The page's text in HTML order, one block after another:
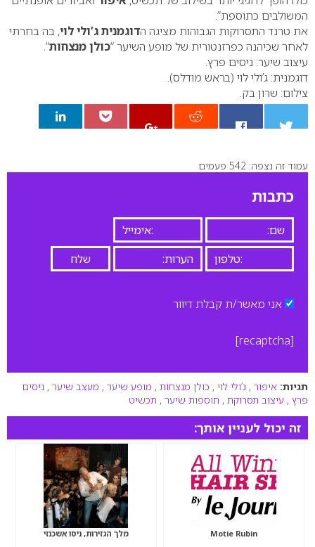
המשולבים כתוספת”.
את טרנד התסרוקות הגבוהות מציגה הדוגמנית ג’ולי לוי, בה בחרתי
לאחר שכיהנה כפרזנטורית של מופע השיער “כולן מנצחות“.
עיצוב שיער: ניסים פרץ.
דוגמנית: ג’ולי לוי (בראש מודלס).
צילום: שרון בק.
0
עמוד זה נצפה: 542 פעמים
כתבות
אני מאשר/ת קבלת דיוור
[recaptcha]
תגיות: איפור , ג’ולי לוי , כולן מנצחות , מופע שיער , מעצב שיער , ניסים
פרץ , עיצוב תסרוקת , תוספות שיער , תכשיט
זה יכול לעניין אותך:
Motie Rubin מלך הגזירות, ניסו אשכנזי